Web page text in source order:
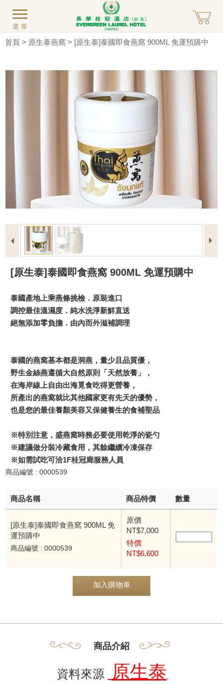
選單
首頁 > 原生泰燕窩 > [原生泰]泰國即食燕窩 900ML 免運預購中
[原生泰]泰國即食燕窩 900ML 免運預購中
泰國產地上乘燕條挑檢．原裝進口
調控最佳溫濕度．純水洗淨新鮮直送
絕無添加零負擔．由內而外滋補調理
泰國的燕窩基本都是洞燕，量少且品質優，
野生金絲燕遵循大自然原則「天然放養」，
在海岸線上自由出海覓食吃得更營養，
所產出的燕窩就比其他國家更有先天的優勢，
也是您的最佳養顏美容又保健養生的食補聖品
※特別注意，盛燕窩時務必要使用乾淨的瓷勺
※建議做分裝冷藏食用，其餘繼續冷凍保存
※如需試吃可洽1F桂冠廊服務人員
商品編號 : 0000539
商品名稱 商品特價 數量
[原生泰]泰國即食燕窩 900ML 免
運預購中
商品編號 : 0000539
原價
NT$7,000
特價
NT$6,600
加入購物車
商品介紹
資料來源 原生泰